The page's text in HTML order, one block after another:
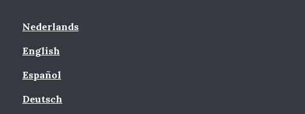
Nederlands
English
Español
Deutsch